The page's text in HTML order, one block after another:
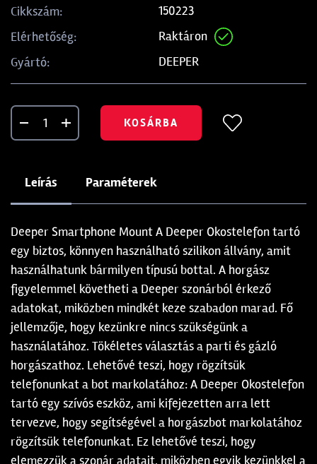
Cikkszám:
150223
Elérhetőség:
Raktáron
Gyártó:
DEEPER
KOSÁRBA
Leírás Paraméterek
Deeper Smartphone Mount A Deeper Okostelefon tartó
egy biztos, könnyen használható szilikon állvány, amit
használhatunk bármilyen típusú bottal. A horgász
figyelemmel követheti a Deeper szonárból érkező
adatokat, miközben mindkét keze szabadon marad. Fő
jellemzője, hogy kezünkre nincs szükségünk a
használatához. Tökéletes választás a parti és gázló
horgászathoz. Lehetővé teszi, hogy rögzítsük
telefonunkat a bot markolatához: A Deeper Okostelefon
tartó egy szívós eszköz, ami kifejezetten arra lett
tervezve, hogy segítségével a horgászbot markolatához
rögzítsük telefonunkat. Ez lehetővé teszi, hogy
elemezzük a szonár adatait, miközben egyik kezünkkel a